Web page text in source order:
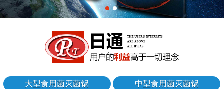
大型食用菌灭菌锅
中型食用菌灭菌锅